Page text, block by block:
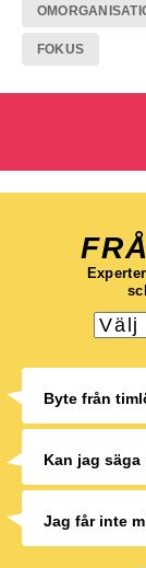
FOKUS
Byte från
Kan jag
Jag får inte